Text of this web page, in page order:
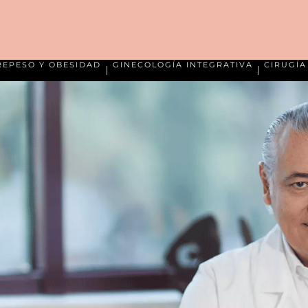
Y OBESIDAD GINECOLOGÍA INTEGRATIVA